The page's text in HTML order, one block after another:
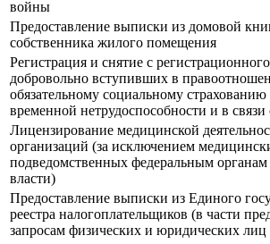
войны
Предоставление выписки из домовой
собственника жилого помещения
Регистрация и снятие с
добровольно вступивших в
обязательному социальному страхованию
временной нетрудоспособности и в
Лицензирование медицинской
организаций (за исключением
подведомственных федеральным
власти)
Предоставление выписки из Единого
реестра налогоплательщиков (в части
запросам физических и юридических